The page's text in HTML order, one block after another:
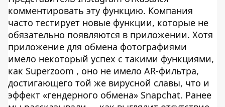
комментировать эту функцию. Компания
часто тестирует новые функции, которые не
обязательно появляются в приложении. Хотя
приложение для обмена фотографиями
имело некоторый успех с такими функциями,
как Superzoom , оно не имело AR-фильтра,
достигающего той же вирусной славы, что и
эффект «гендерного обмена» Snapchat. Ранее